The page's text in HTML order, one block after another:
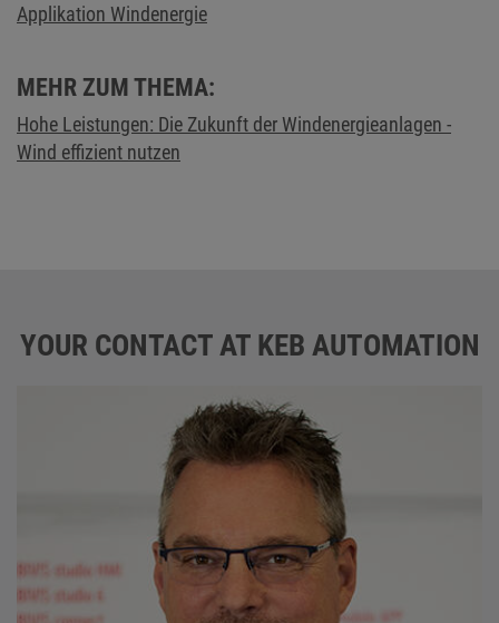
Applikation Windenergie
MEHR ZUM THEMA:
Hohe Leistungen: Die Zukunft der Windenergieanlagen -
Wind effizient nutzen
YOUR CONTACT AT KEB AUTOMATION